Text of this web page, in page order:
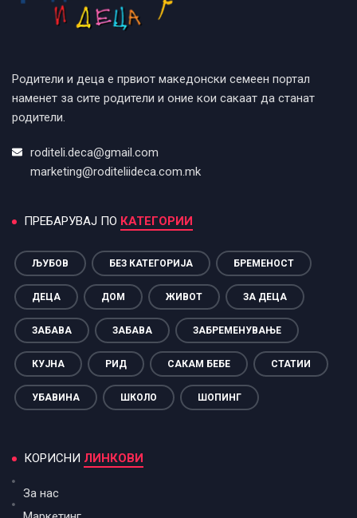
Родители и деца е првиот македонски семеен портал
наменет за сите родители и оние кои сакаат да станат
родители.
roditeli.deca@gmail.com
marketing@roditeliideca.com.mk
ПРЕБАРУВАЈ ПО КАТЕГОРИИ
ЉУБОВ БЕЗ КАТЕГОРИЈА БРЕМЕНОСТ
ДЕЦА ДОМ ЖИВОТ ЗА ДЕЦА
ЗАБАВА ЗАБАВА ЗАБРЕМЕНУВАЊЕ
КУЈНА РИД САКАМ БЕБЕ СТАТИИ
УБАВИНА ШКОЛО ШОПИНГ
КОРИСНИ ЛИНКОВИ
За нас